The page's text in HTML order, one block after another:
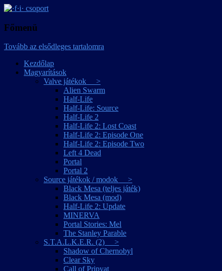
·f·i· csoport
Főmenü
Tovább az elsődleges tartalomra
Kezdőlap
Magyarítások
Valve játékok >
Alien Swarm
Half-Life
Half-Life: Source
Half-Life 2
Half-Life 2: Lost Coast
Half-Life 2: Episode One
Half-Life 2: Episode Two
Left 4 Dead
Portal
Portal 2
Source játékok / modok >
Black Mesa (teljes játék)
Black Mesa (mod)
Half-Life 2: Update
MINERVA
Portal Stories: Mel
The Stanley Parable
S.T.A.L.K.E.R. (2) >
Shadow of Chernobyl
Clear Sky
Call of Pripyat